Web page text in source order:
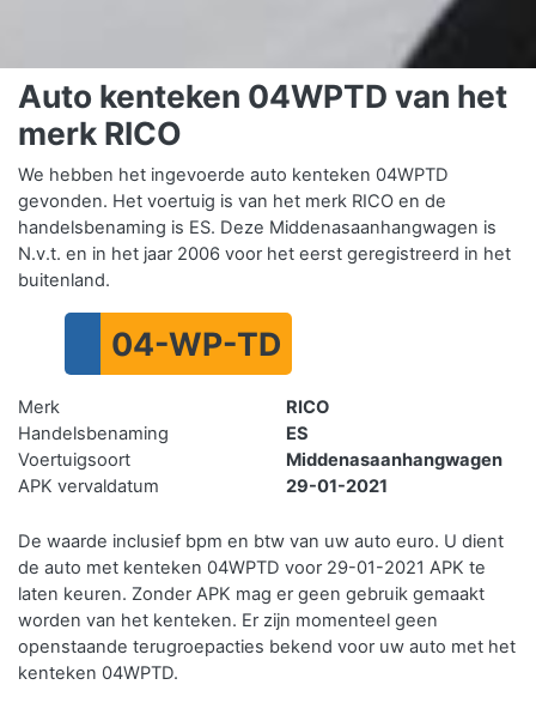
Auto kenteken 04WPTD van het
merk RICO
We hebben het ingevoerde auto kenteken 04WPTD
gevonden. Het voertuig is van het merk RICO en de
handelsbenaming is ES. Deze Middenasaanhangwagen is
N.v.t. en in het jaar 2006 voor het eerst geregistreerd in het
buitenland.
04-WP-TD
Merk
RICO
Handelsbenaming
ES
Voertuigsoort
Middenasaanhangwagen
APK vervaldatum
29-01-2021
De waarde inclusief bpm en btw van uw auto euro. U dient
de auto met kenteken 04WPTD voor 29-01-2021 APK te
laten keuren. Zonder APK mag er geen gebruik gemaakt
worden van het kenteken. Er zijn momenteel geen
openstaande terugroepacties bekend voor uw auto met het
kenteken 04WPTD.